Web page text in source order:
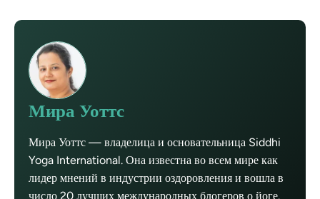
Мира Уоттс
Мира Уоттс — владелица и основательница Siddhi
Yoga International. Она известна во всем мире как
лидер мнений в индустрии оздоровления и вошла в
число 20 лучших международных блогеров о йоге.